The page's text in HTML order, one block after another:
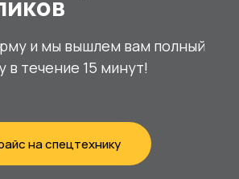
на спецтехнику
и мы вышлем вам полный
в течение 15 минут!